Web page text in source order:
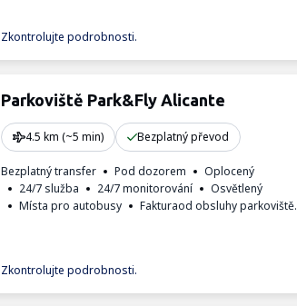
Zkontrolujte podrobnosti.
Parkoviště Park&Fly Alicante
4.5 km (~5 min) Bezplatný převod
Bezplatný transfer Pod dozorem
Oplocený
24/7 služba
24/7 monitorování
Osvětlený
Místa pro autobusy
Fakturaod obsluhy parkoviště.
Zkontrolujte podrobnosti.